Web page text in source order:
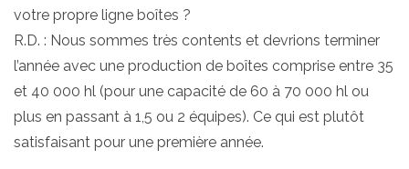
votre propre ligne boîtes ?
R.D. : Nous sommes très contents et devrions terminer
l’année avec une production de boîtes comprise entre 35
et 40 000 hl (pour une capacité de 60 à 70 000 hl ou
plus en passant à 1,5 ou 2 équipes). Ce qui est plutôt
satisfaisant pour une première année.